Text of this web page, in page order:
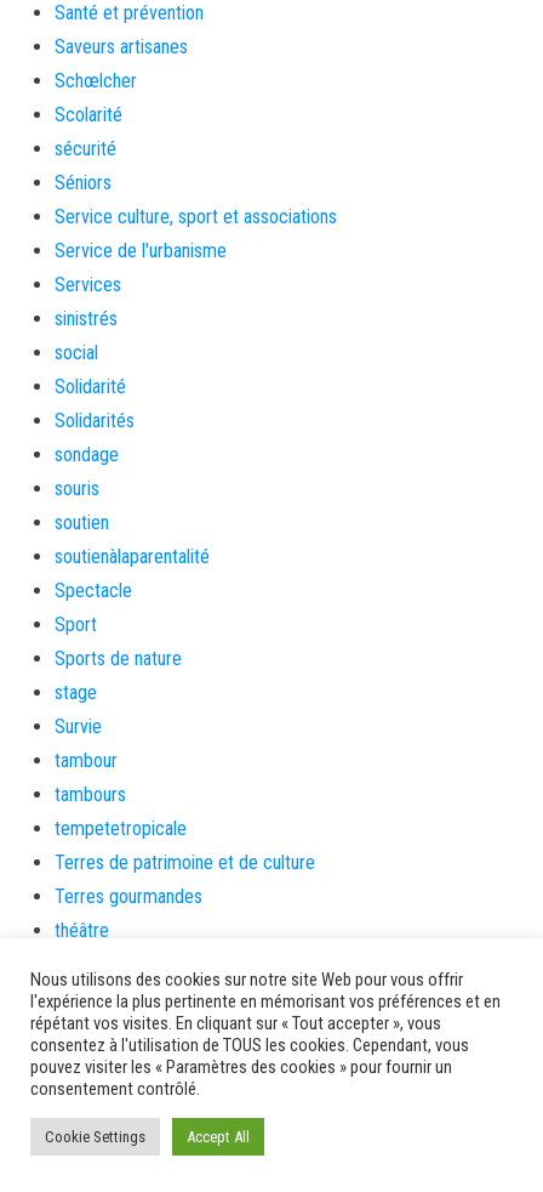
Santé et prévention
Saveurs artisanes
Schœlcher
Scolarité
sécurité
Séniors
Service culture, sport et associations
Service de l'urbanisme
Services
sinistrés
social
Solidarité
Solidarités
sondage
souris
soutien
soutienàlaparentalité
Spectacle
Sport
Sports de nature
stage
Survie
tambour
tambours
tempetetropicale
Terres de patrimoine et de culture
Terres gourmandes
théâtre
toussaint
tradition
Transition Energétique
Transport et routes
Travail
Nous utilisons des cookies sur notre site Web pour vous offrir
l'expérience la plus pertinente en mémorisant vos préférences et en
répétant vos visites. En cliquant sur « Tout accepter », vous
consentez à l'utilisation de TOUS les cookies. Cependant, vous
pouvez visiter les « Paramètres des cookies » pour fournir un
consentement contrôlé.
Cookie Settings Accept All